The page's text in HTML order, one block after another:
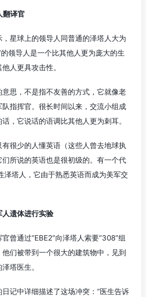
翻译官
星球上的领导人同普通的泽塔人大为
领导人是一个比其他人更为庞大的生
人更具攻击性。
思，不是指不友善的方式，它就像老
指挥官。很长时间以来，交流小组成
，它说话的语调比其他人更为刺耳。
很少的人懂英语（这些人曾去地球执
所说的英语也是很初级的。有一个代
泽塔人，它由于熟悉英语而成为美军交
遗体进行实验
曾通过“EBE2”向泽塔人索要“308”组
他们被带到一个很大的建筑物中，见到
塔医生。
日记中详细描述了这场冲突：“医生告诉